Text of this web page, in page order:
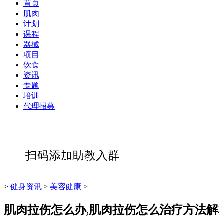
首页
肌肉
计划
课程
器械
项目
饮食
资讯
专题
培训
代理招募
扫码添加助教入群
> 健身资讯 > 美容健康 >
肌肉拉伤怎么办,肌肉拉伤怎么治疗方法